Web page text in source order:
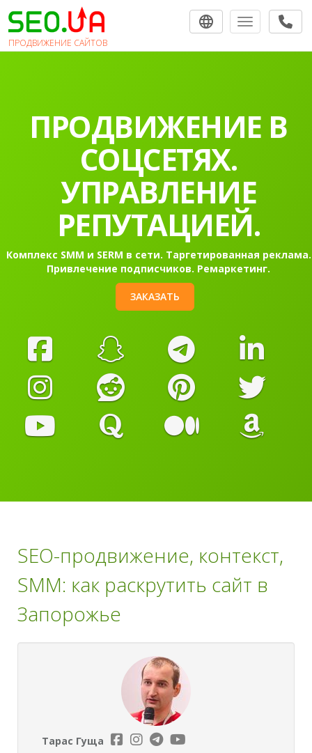
ПРОДВИЖЕНИЕ САЙТОВ
Toggle
ПРОДВИЖЕНИЕ В
СОЦСЕТЯХ.
УПРАВЛЕНИЕ
РЕПУТАЦИЕЙ.
Комплекс SMM и SERM в сети. Таргетированная реклама.
Привлечение подписчиков. Ремаркетинг.
ЗАКАЗАТЬ
SEO-продвижение, контекст,
SMM: как раскрутить сайт в
Запорожье
Тарас Гуща